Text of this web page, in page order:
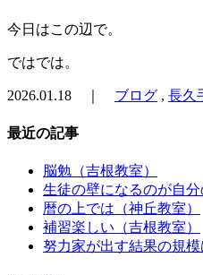
今日はこの辺で。
ではでは。
2026.01.18 ｜ ブログ , 長久
最近の記事
脳勉（吉根教室）
生徒の壁になるのが自
暦の上では（神丘教室）
補習楽しい（吉根教室）
努力家が出す結果の規